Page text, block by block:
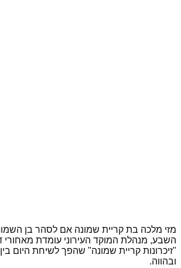
מזי מלכה בת קריית שמונה אם לסהר בן
השבע, מנהלת המוקד העירוני עומדת מאחורי
"זיכרונות קריית שמונה" שהפך לשיחת היום
ובהווה.